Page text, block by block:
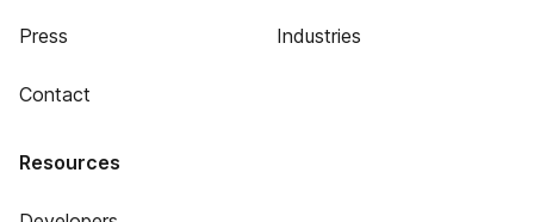
Press
Contact
Industries
Resources